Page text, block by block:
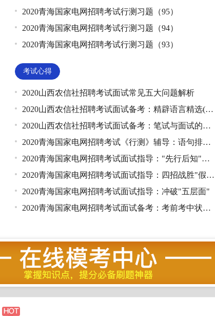
2020青海国家电网招聘考试行测习题（95）
2020青海国家电网招聘考试行测习题（94）
2020青海国家电网招聘考试行测习题（93）
考试心得
2020山西农信社招聘考试面试常见五大问题解析
2020山西农信社招聘考试面试备考：精辟语言精选(增值点)
2020山西农信社招聘考试面试备考：笔试与面试的区别和联系
2020青海国家电网招聘考试《行测》辅导：语句排序题精讲
2020青海国家电网招聘考试面试指导："先行后知"与"先知后行"
2020青海国家电网招聘考试面试指导：四招战胜"假大空"
2020青海国家电网招聘考试面试指导：冲破"五层面"
2020青海国家电网招聘考试面试备考：考前考中状态调整